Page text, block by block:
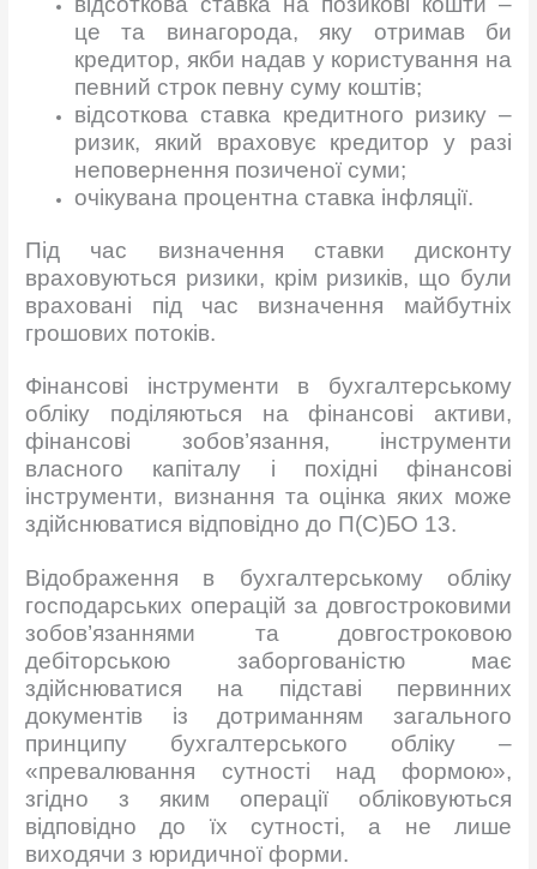
це та винагорода, яку отримав би
кредитор, якби надав у користування на
певний строк певну суму коштів;
відсоткова ставка кредитного ризику –
ризик, який враховує кредитор у разі
неповернення позиченої суми;
очікувана процентна ставка інфляції.
Під час визначення ставки дисконту
враховуються ризики, крім ризиків, що були
враховані під час визначення майбутніх
грошових потоків.
Фінансові інструменти в бухгалтерському
обліку поділяються на фінансові активи,
фінансові зобов’язання, інструменти
власного капіталу і похідні фінансові
інструменти, визнання та оцінка яких може
здійснюватися відповідно до П(С)БО 13.
Відображення в бухгалтерському обліку
господарських операцій за довгостроковими
зобов’язаннями та довгостроковою
дебіторською заборгованістю має
здійснюватися на підставі первинних
документів із дотриманням загального
принципу бухгалтерського обліку –
«превалювання сутності над формою»,
згідно з яким операції обліковуються
відповідно до їх сутності, а не лише
виходячи з юридичної форми.